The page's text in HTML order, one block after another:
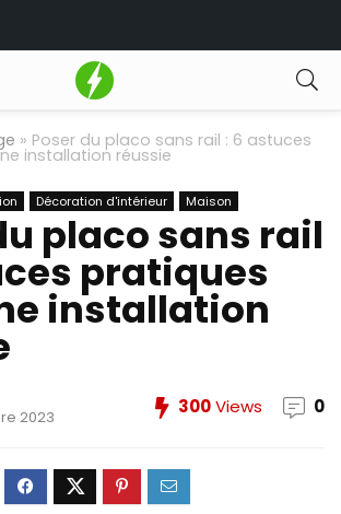
» Poser du placo sans rail : 6 astuces
installation réussie
Décoration d'intérieur Maison
placo sans rail
pratiques
installation
2023 300Views 0